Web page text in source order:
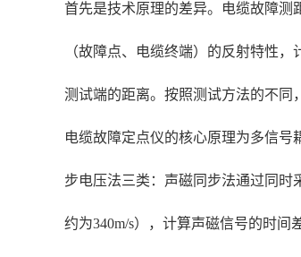
首先是技术原理的差异。电缆故障测
（故障点、电缆终端）的反射特性
测试端的距离。按照测试方法的不同
电缆故障定点仪的核心原理为多信
步电压法三类：声磁同步法通过同
约为340m/s），计算声磁信号的时